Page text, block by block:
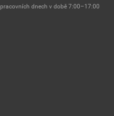
dnech v době 7:00–17:00